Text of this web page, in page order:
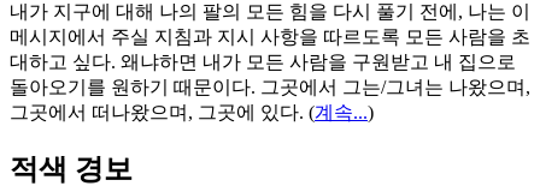
내가 지구에 대해 나의 팔의 모든 힘을 다시 풀기 전에, 나는 이
메시지에서 주실 지침과 지시 사항을 따르도록 모든 사람을 초
대하고 싶다. 왜냐하면 내가 모든 사람을 구원받고 내 집으로
돌아오기를 원하기 때문이다. 그곳에서 그는/그녀는 나왔으며,
그곳에서 떠나왔으며, 그곳에 있다. (계속...)
적색 경보